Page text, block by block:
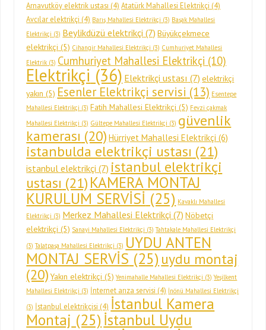
Arnavutköy elektrik ustası (4) Atatürk Mahallesi Elektrikçi (4)
Avcılar elektrikçi (4) Barış Mahallesi Elektrikçi (3) Başak Mahallesi
Elektrikçi (3) Beylikdüzü elektrikçi (7) Büyükçekmece
elektrikçi (5) Cihangir Mahallesi Elektrikçi (3) Cumhuriyet Mahallesi
Elektrik (3) Cumhuriyet Mahallesi Elektrikçi (10)
Elektrikçi (36) Elektrikçi ustası (7) elektrikçi
yakın (5) Esenler Elektrikçi servisi (13) Esentepe
Mahallesi Elektrikçi (3) Fatih Mahallesi Elektrikçi (5) Fevzi çakmak
Mahallesi Elektrikçi (3) Gültepe Mahallesi Elektrikçi (3) güvenlik
kamerası (20) Hürriyet Mahallesi Elektrikçi (6)
istanbulda elektrikçi ustası (21)
istanbul elektrikçi (7) istanbul elektrikçi
ustası (21)KAMERA MONTAJ
KURULUM SERVİSİ (25) Kavaklı Mahallesi
Elektrikçi (3) Merkez Mahallesi Elektrikçi (7) Nöbetçi
elektrikçi (5) Sanayi Mahallesi Elektrikçi (3) Tahtakale Mahallesi Elektrikçi
(3) Talatpaşa Mahallesi Elektrikçi (3) UYDU ANTEN
MONTAJ SERVİS (25) uydu montaj
(20) Yakın elektrikçi (5) Yenimahalle Mahallesi Elektrikçi (3) Yeşilkent
Mahallesi Elektrikçi (3) İnternet arıza servisi (4) İnönü Mahallesi Elektrikçi
(3) İstanbul elektrikçisi (4) İstanbul Kamera
Montaj (25) İstanbul Uydu